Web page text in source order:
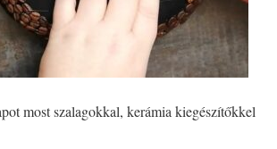
most szalagokkal, kerámia kiegészítőkkel